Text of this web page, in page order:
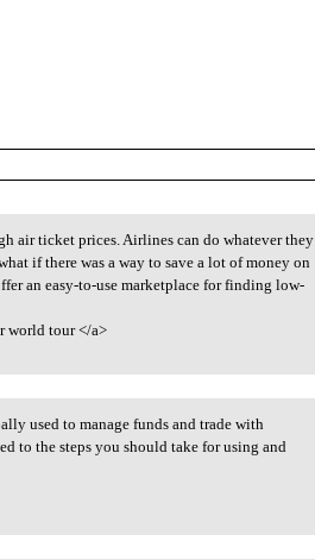
air ticket prices. Airlines can do whatever they
if there was a way to save a lot of money on
an easy-to-use marketplace for finding low-
world tour </a>
used to manage funds and trade with
to the steps you should take for using and